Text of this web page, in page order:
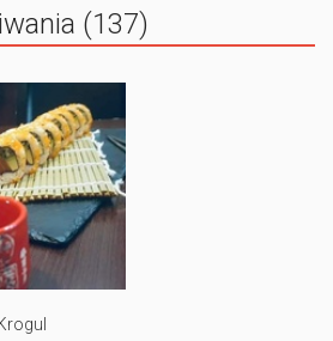
(137)